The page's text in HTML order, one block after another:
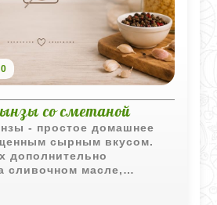
0
со сметаной
- простое домашнее
сырным вкусом.
дополнительно
сливочном масле,
появляется аппетитная